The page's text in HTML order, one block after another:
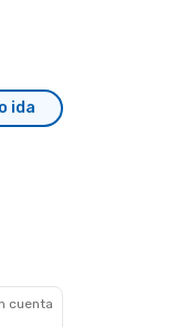
ida
cuenta